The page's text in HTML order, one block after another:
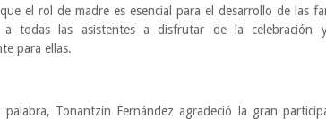
el rol de madre es esencial para el desarrollo de las
todas las asistentes a disfrutar de la celebración
para ellas.
Tonantzin Fernández agradeció la gran